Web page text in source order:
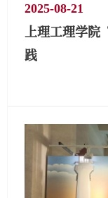
2025-08-21
上理工理学
践